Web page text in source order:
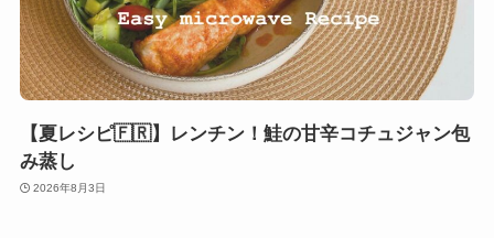
【夏レシピ🇫🇷】レンチン！鮭の甘辛コチュジャン包
み蒸し
2026年8月3日